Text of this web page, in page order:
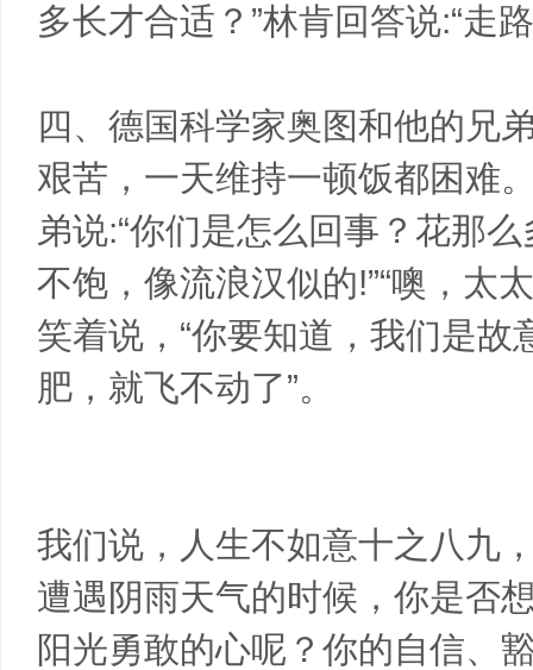
多长才合适？”林肯回答说:“走
四、德国科学家奥图和他的兄
艰苦，一天维持一顿饭都困难
弟说:“你们是怎么回事？花那
不饱，像流浪汉似的!”“噢，太
笑着说，“你要知道，我们是
肥，就飞不动了”。
我们说，人生不如意十之八九
遭遇阴雨天气的时候，你是否
阳光勇敢的心呢？你的自信、